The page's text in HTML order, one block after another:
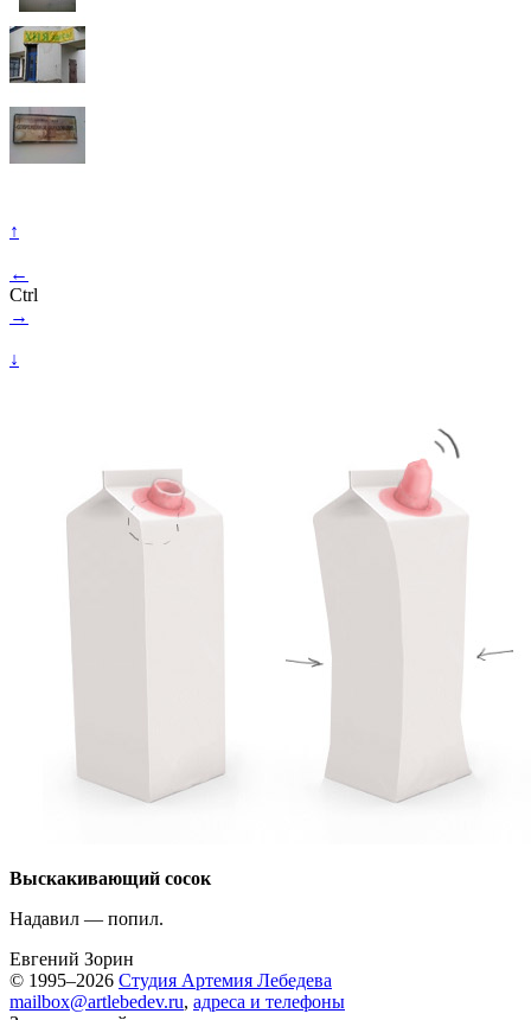
↑
←
Ctrl
→
↓
Выскакивающий сосок
Надавил — попил.
Евгений Зорин
© 1995–2026 Студия Артемия Лебедева
mailbox@artlebedev.ru, адреса и телефоны